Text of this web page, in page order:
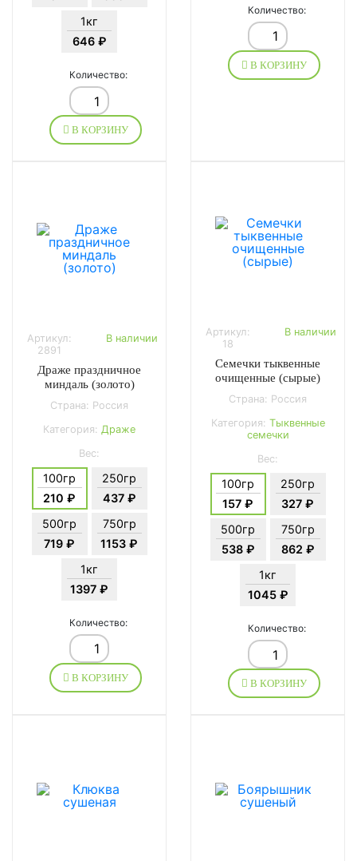
1кг
646 ₽
Количество:
В КОРЗИНУ
Количество:
В КОРЗИНУ
Артикул:
2891
В наличии
Драже праздничное
миндаль (золото)
Страна: Россия
Категория: Драже
Вес:
100гр
210 ₽
250гр
437 ₽
500гр
719 ₽
750гр
1153 ₽
1кг
1397 ₽
Количество:
В КОРЗИНУ
Артикул:
18
В наличии
Семечки тыквенные
очищенные (сырые)
Страна: Россия
Категория: Тыквенные
семечки
Вес:
100гр
157 ₽
250гр
327 ₽
500гр
538 ₽
750гр
862 ₽
1кг
1045 ₽
Количество:
В КОРЗИНУ